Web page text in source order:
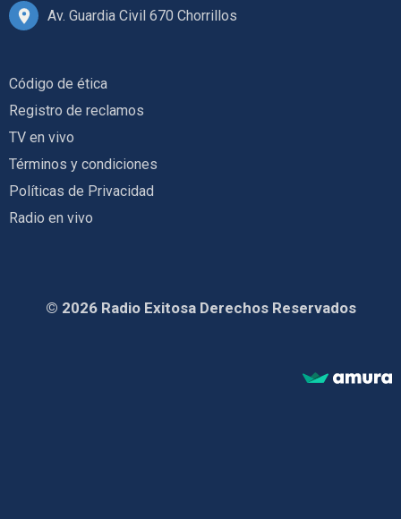
Av. Guardia Civil 670 Chorrillos
Código de ética
Registro de reclamos
TV en vivo
Términos y condiciones
Políticas de Privacidad
Radio en vivo
© 2026 Radio Exitosa Derechos Reservados